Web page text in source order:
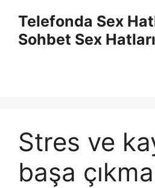
Telefonda Sex
Sohbet Sex
Stres ve
başa